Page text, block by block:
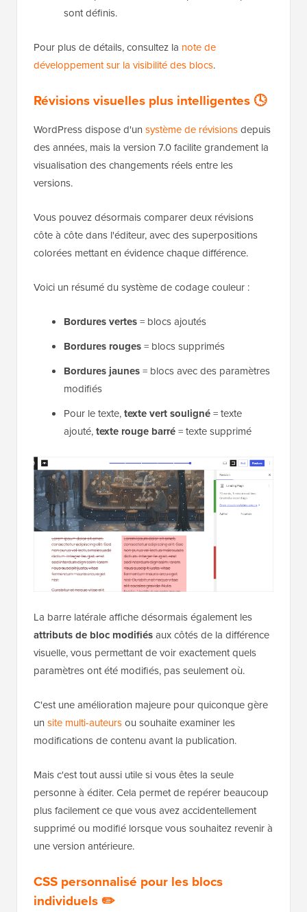
sont définis.
Pour plus de détails, consultez la note de
développement sur la visibilité des blocs.
Révisions visuelles plus intelligentes 🕓
WordPress dispose d'un système de révisionsdepuis
des années, mais la version 7.0 facilite grandement la
visualisation des changements réels entre les
versions.
Vous pouvez désormais comparer deux révisions
côte à côte dans l'éditeur, avec des superpositions
colorées mettant en évidence chaque différence.
Voici un résumé du système de codage couleur :
Bordures vertes= blocs ajoutés
Bordures rouges= blocs supprimés
Bordures jaunes= blocs avec des paramètres
modifiés
Pour le texte,texte vert souligné= texte
ajouté,texte rouge barré= texte supprimé
La barre latérale affiche désormais également les
attributs de bloc modifiésaux côtés de la différence
visuelle, vous permettant de voir exactement quels
paramètres ont été modifiés, pas seulement où.
C'est une amélioration majeure pour quiconque gère
un site multi-auteursou souhaite examiner les
modifications de contenu avant la publication.
Mais c'est tout aussi utile si vous êtes la seule
personne à éditer. Cela permet de repérer beaucoup
plus facilement ce que vous avez accidentellement
supprimé ou modifié lorsque vous souhaitez revenir à
une version antérieure.
CSS personnalisé pour les blocs
individuels ✏️